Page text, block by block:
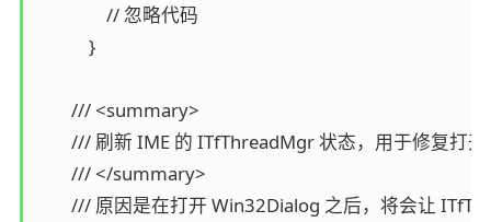
                // 忽略代码
            }
        /// <summary>
/// 刷新 IME 的 ITfThreadMgr 状态，用于修
        /// </summary>
/// 原因是在打开 Win32Dialog 之后，将会